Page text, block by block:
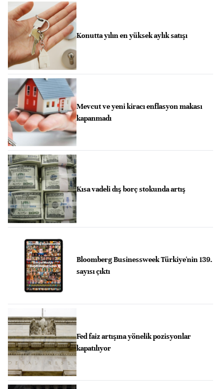
Konutta yılın en yüksek aylık satışı
Mevcut ve yeni kiracı enflasyon makası
kapanmadı
Kısa vadeli dış borç stokunda artış
Bloomberg Businessweek Türkiye'nin 139.
sayısı çıktı
Fed faiz artışına yönelik pozisyonlar
kapatılıyor